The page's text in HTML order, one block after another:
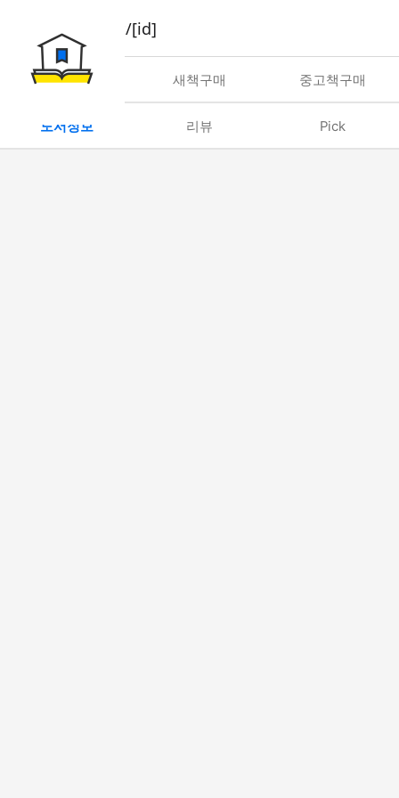
book/rent/[id]
대여 새책구매 중고책구매
도서정보 리뷰 Pick